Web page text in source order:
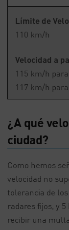
Límite de
110 km/h
Velocidad a
115 km/h
117 km/h
¿A qué
ciudad?
Como hemos
velocidad no
tolerancia de
radares fijos, y
recibir una